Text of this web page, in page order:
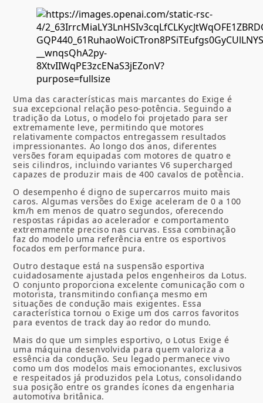
Uma das características mais marcantes do Exige é
sua excepcional relação peso-potência. Seguindo a
tradição da Lotus, o modelo foi projetado para ser
extremamente leve, permitindo que motores
relativamente compactos entregassem resultados
impressionantes. Ao longo dos anos, diferentes
versões foram equipadas com motores de quatro e
seis cilindros, incluindo variantes V6 supercharged
capazes de produzir mais de 400 cavalos de potência.
O desempenho é digno de supercarros muito mais
caros. Algumas versões do Exige aceleram de 0 a 100
km/h em menos de quatro segundos, oferecendo
respostas rápidas ao acelerador e comportamento
extremamente preciso nas curvas. Essa combinação
faz do modelo uma referência entre os esportivos
focados em performance pura.
Outro destaque está na suspensão esportiva
cuidadosamente ajustada pelos engenheiros da Lotus.
O conjunto proporciona excelente comunicação com o
motorista, transmitindo confiança mesmo em
situações de condução mais exigentes. Essa
característica tornou o Exige um dos carros favoritos
para eventos de track day ao redor do mundo.
Mais do que um simples esportivo, o Lotus Exige é
uma máquina desenvolvida para quem valoriza a
essência da condução. Seu legado permanece vivo
como um dos modelos mais emocionantes, exclusivos
e respeitados já produzidos pela Lotus, consolidando
sua posição entre os grandes ícones da engenharia
automotiva britânica.